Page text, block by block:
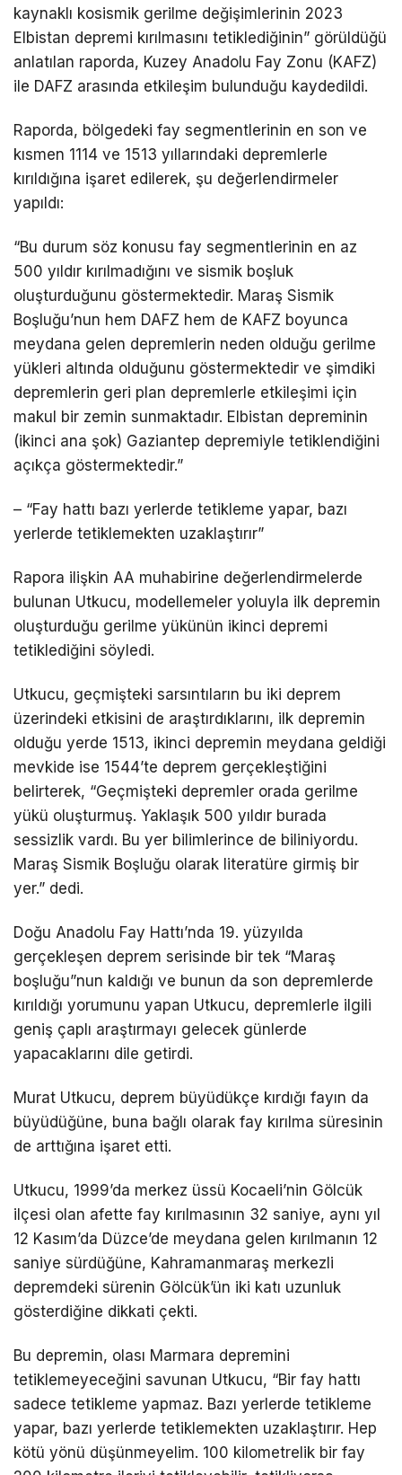
kaynaklı kosismik gerilme değişimlerinin 2023
Elbistan depremi kırılmasını tetiklediğinin” görüldüğü
anlatılan raporda, Kuzey Anadolu Fay Zonu (KAFZ)
ile DAFZ arasında etkileşim bulunduğu kaydedildi.
Raporda, bölgedeki fay segmentlerinin en son ve
kısmen 1114 ve 1513 yıllarındaki depremlerle
kırıldığına işaret edilerek, şu değerlendirmeler
yapıldı:
“Bu durum söz konusu fay segmentlerinin en az
500 yıldır kırılmadığını ve sismik boşluk
oluşturduğunu göstermektedir. Maraş Sismik
Boşluğu’nun hem DAFZ hem de KAFZ boyunca
meydana gelen depremlerin neden olduğu gerilme
yükleri altında olduğunu göstermektedir ve şimdiki
depremlerin geri plan depremlerle etkileşimi için
makul bir zemin sunmaktadır. Elbistan depreminin
(ikinci ana şok) Gaziantep depremiyle tetiklendiğini
açıkça göstermektedir.”
– “Fay hattı bazı yerlerde tetikleme yapar, bazı
yerlerde tetiklemekten uzaklaştırır”
Rapora ilişkin AA muhabirine değerlendirmelerde
bulunan Utkucu, modellemeler yoluyla ilk depremin
oluşturduğu gerilme yükünün ikinci depremi
tetiklediğini söyledi.
Utkucu, geçmişteki sarsıntıların bu iki deprem
üzerindeki etkisini de araştırdıklarını, ilk depremin
olduğu yerde 1513, ikinci depremin meydana geldiği
mevkide ise 1544’te deprem gerçekleştiğini
belirterek, “Geçmişteki depremler orada gerilme
yükü oluşturmuş. Yaklaşık 500 yıldır burada
sessizlik vardı. Bu yer bilimlerince de biliniyordu.
Maraş Sismik Boşluğu olarak literatüre girmiş bir
yer.” dedi.
Doğu Anadolu Fay Hattı’nda 19. yüzyılda
gerçekleşen deprem serisinde bir tek “Maraş
boşluğu”nun kaldığı ve bunun da son depremlerde
kırıldığı yorumunu yapan Utkucu, depremlerle ilgili
geniş çaplı araştırmayı gelecek günlerde
yapacaklarını dile getirdi.
Murat Utkucu, deprem büyüdükçe kırdığı fayın da
büyüdüğüne, buna bağlı olarak fay kırılma süresinin
de arttığına işaret etti.
Utkucu, 1999’da merkez üssü Kocaeli’nin Gölcük
ilçesi olan afette fay kırılmasının 32 saniye, aynı yıl
12 Kasım’da Düzce’de meydana gelen kırılmanın 12
saniye sürdüğüne, Kahramanmaraş merkezli
depremdeki sürenin Gölcük’ün iki katı uzunluk
gösterdiğine dikkati çekti.
Bu depremin, olası Marmara depremini
tetiklemeyeceğini savunan Utkucu, “Bir fay hattı
sadece tetikleme yapmaz. Bazı yerlerde tetikleme
yapar, bazı yerlerde tetiklemekten uzaklaştırır. Hep
kötü yönü düşünmeyelim. 100 kilometrelik bir fay